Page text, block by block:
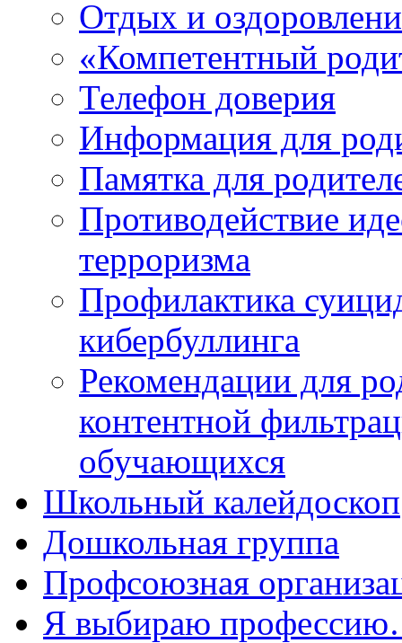
Отдых и
«Компетентный
Телефон доверия
Информация для
Памятка для
Противодействие
терроризма
Профилактика
кибербуллинга
Рекомендации для
контентной
обучающихся
Школьный калейдоскоп
Дошкольная группа
Профсоюзная
Я выбираю